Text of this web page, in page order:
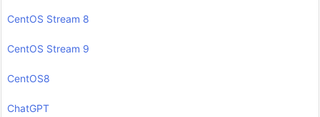
CentOS Stream 8
CentOS Stream 9
CentOS8
ChatGPT